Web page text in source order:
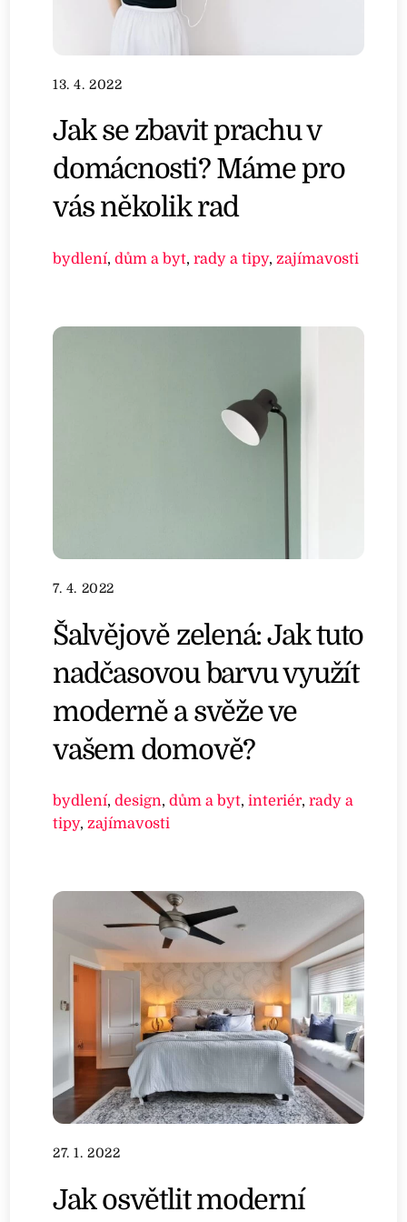
13. 4. 2022
Jak se zbavit prachu v
domácnosti? Máme pro
vás několik rad
bydlení,dům a byt,rady a tipy, zajímavosti
7. 4. 2022
Šalvějově zelená: Jak tuto
nadčasovou barvu využít
moderně a svěže ve
vašem domově?
bydlení,design,dům a byt,interiér,rady a
tipy,zajímavosti
27. 1. 2022
Jak osvětlit moderní